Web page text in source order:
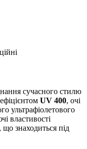
сучасного стилю
UV 400, очі
ультрафіолетового
властивості
що знаходиться під